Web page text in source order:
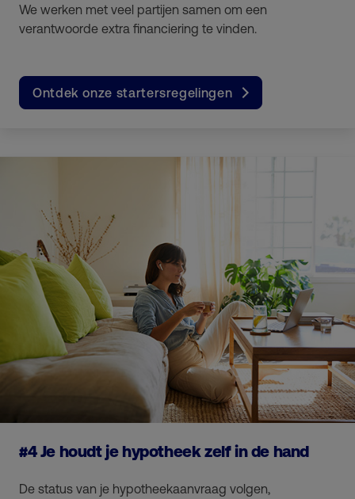
We werken met veel partijen samen om een
verantwoorde extra financiering te vinden.
Ontdek onze startersregelingen
#4 Je houdt je hypotheek zelf in de hand
De status van je hypotheekaanvraag volgen,